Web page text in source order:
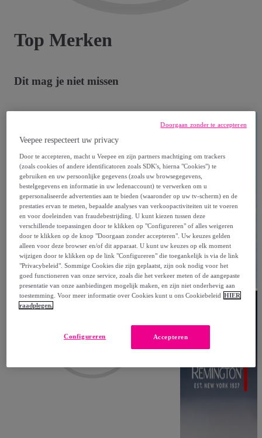
Top Merken
Dit mag je niet missen
Veepee respecteert uw privacy
Door te accepteren, macht u Veepee en zijn partners machtiging om trackers
(zoals cookies of andere identificatoren zoals SDK's, hierna "Cookies") te
gebruiken en uw persoonlijke gegevens (zoals uw browsegegevens,
bestelgegevens en informatie in uw ledenaccount) te verwerken om u
gepersonaliseerde advertenties aan te bieden (waaronder op uw tv-scherm) en de
prestaties ervan te meten, bepaalde analyses van verkoopactiviteiten uit te voeren
en voor doeleinden van fraudebestrijding. U kunt kiezen tussen deze
verschillende toepassingen door te klikken op "Configureren" of alles weigeren
door te klikken op de knop "Doorgaan zonder accepteren". Uw keuzes gelden
alleen voor deze browser en/of dit apparaat. U kunt uw keuzes op elk moment
wijzigen door te klikken op de link "Configureren" die toegankelijk is via de link
"Privacybeleid". Sommige Cookies die zijn geplaatst, zijn ook nodig voor het
goed functioneren van onze service, zoals die het verkeer meten of de aangepaste
presentatie van onze aanbiedingen mogelijk maken, en zijn niet onderhevig aan
toestemming. Voor meer informatie over Cookies kunt u ons Cookiebeleid
HIER
raadplegen.
Accepteren
Configureren
Doorgaan zonder te accepteren